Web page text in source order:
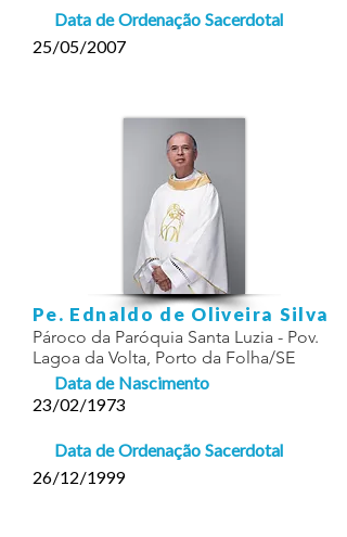
Data de Ordenação Sacerdotal
25/05/2007
Pe. Ednaldo de Oliveira Silva
Pároco da Paróquia Santa Luzia - Pov.
Lagoa da Volta, Porto da Folha/SE
Data de Nascimento
23/02/1973
Data de Ordenação Sacerdotal
26/12/1999